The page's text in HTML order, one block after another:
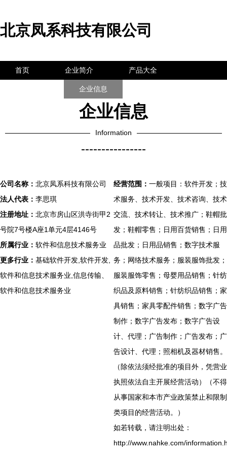
北京凤系科技有限公司
首页 企业简介 产品大全
企业信息
企业信息
Information
----------------
公司名称： 北京凤系科技有限公司
法人代表： 李思琪
注册地址： 北京市房山区洪寺街甲2
号院7号楼A座1单元4层4146号
所属行业： 软件和信息技术服务业
更多行业： 基础软件开发,软件开发,
软件和信息技术服务业,信息传输、
软件和信息技术服务业
经营范围： 一般项目：软件开发；技
术服务、技术开发、技术咨询、技术
交流、技术转让、技术推广；鞋帽批
发；鞋帽零售；日用百货销售；日用
品批发；日用品销售；数字技术服
务；网络技术服务；服装服饰批发；
服装服饰零售；母婴用品销售；针纺
织品及原料销售；针纺织品销售；家
具销售；家具零配件销售；数字广告
制作；数字广告发布；数字广告设
计、代理；广告制作；广告发布；广
告设计、代理；照相机及器材销售。
（除依法须经批准的项目外，凭营业
执照依法自主开展经营活动）（不得
从事国家和本市产业政策禁止和限制
类项目的经营活动。）
如若转载，请注明出处：
http://www.nahke.com/